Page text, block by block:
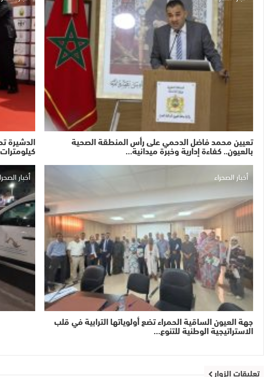
تعيين محمد فاضل الدحمي على رأس المنطقة الصحية
بالعيون.. كفاءة إدارية وخبرة ميدانية…
أخبار الصحراء
جهة العيون الساقية الحمراء تضع أولوياتها الترابية في قلب
الاستراتيجية الوطنية للتنوع…
أخبار
تعليقات الزوار